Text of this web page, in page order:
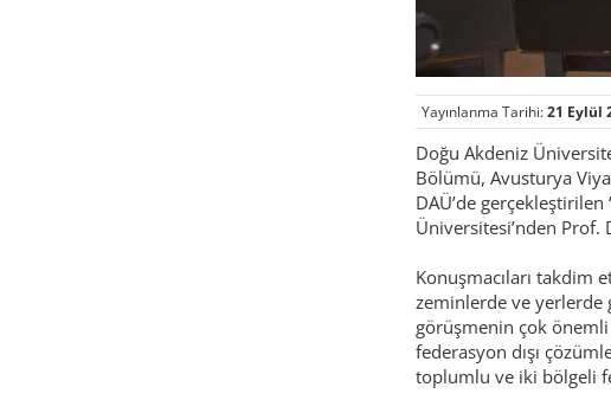
Yayınlanma Tarihi:21 Eylül
Doğu Akdeniz
Bölümü, Avusturya
DAÜ’de
Üniversitesi’nden Prof.
Konuşmacıları takdim
zeminlerde ve yerlerde
görüşmenin çok önemli
federasyon dışı
toplumlu ve iki bölgeli